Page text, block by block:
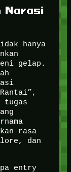
Narasi
hanya
gelap.
tugas
rasa
dan
entry